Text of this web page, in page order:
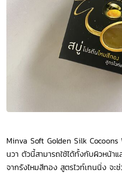
Minva Soft Golden Silk
นวา ตัวนี้สามารถใช้ได้ทั้งกับผิวหน้า
จากรังไหมสีทอง สูตรไวท์เทนนิ่ง จะ